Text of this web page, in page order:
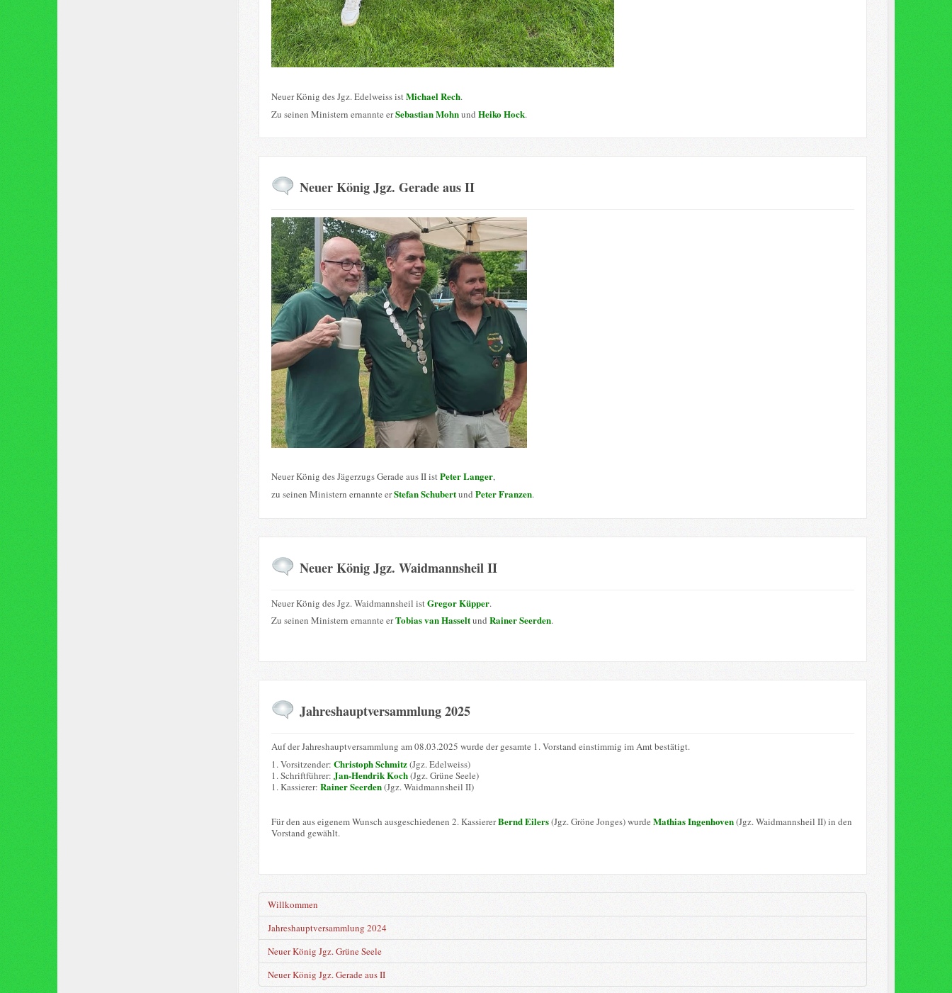
Neuer König des Jgz. Edelweiss istMichael Rech.
Zu seinen Ministern ernannte erSebastian Mohnund Heiko Hock.
Neuer König Jgz. Gerade aus II
Neuer König des Jägerzugs Gerade aus II istPeter Langer,
zu seinen Ministern ernannte erStefan Schubertund Peter Franzen.
Neuer König Jgz. Waidmannsheil II
Neuer König des Jgz. Waidmannsheil istGregor Küpper.
Zu seinen Ministern ernannte erTobias van Hasseltund Rainer Seerden.
Jahreshauptversammlung 2025
Auf der Jahreshauptversammlung am 08.03.2025 wurde der gesamte 1. Vorstand einstimmig im Amt bestätigt.
1. Vorsitzender: Christoph Schmitz(Jgz. Edelweiss)
1. Schriftführer: Jan-Hendrik Koch(Jgz. Grüne Seele)
1. Kassierer: Rainer Seerden(Jgz. Waidmannsheil II)
Für den aus eigenem Wunsch ausgeschiedenen 2. KassiererBernd Eilers(Jgz. Gröne Jonges) wurde Mathias Ingenhoven(Jgz. Waidmannsheil II) in den
Vorstand gewählt.
Willkommen
Jahreshauptversammlung 2024
Neuer König Jgz. Grüne Seele
Neuer König Jgz. Gerade aus II